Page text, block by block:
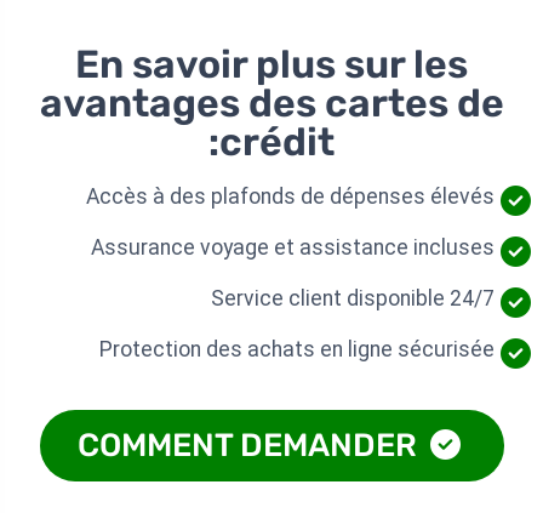
En savoir plus sur les
avantages des cartes de
crédit:
Accès à des plafonds de dépenses élevés
Assurance voyage et assistance incluses
Service client disponible 24/7
Protection des achats en ligne sécurisée